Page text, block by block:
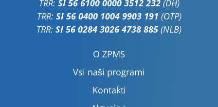
TRR: SI 56 6100 0000 3512 232(DH)
TRR: SI 56 0400 1004 9903 191 (OTP)
TRR: SI 56 0284 3026 4738 885 (NLB)
O ZPMS
Vsi naši programi
Kontakti